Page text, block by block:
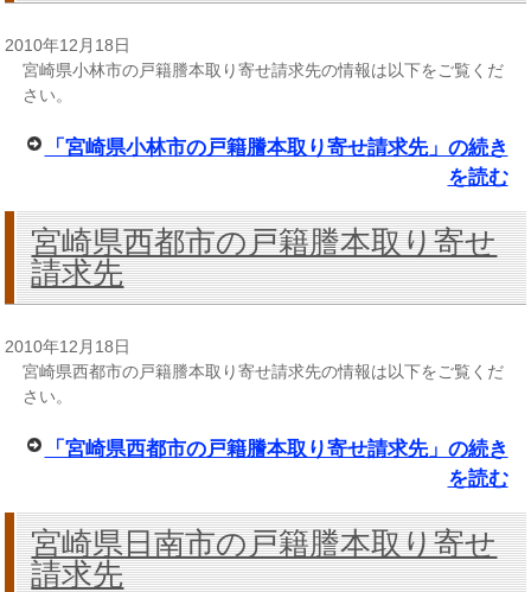
2010年12月18日
宮崎県小林市の戸籍謄本取り寄せ請求先の情報は以下をご覧くだ
さい。
「宮崎県小林市の戸籍謄本取り寄せ請求先」の続き
を読む
宮崎県西都市の戸籍謄本取り寄せ
請求先
2010年12月18日
宮崎県西都市の戸籍謄本取り寄せ請求先の情報は以下をご覧くだ
さい。
「宮崎県西都市の戸籍謄本取り寄せ請求先」の続き
を読む
宮崎県日南市の戸籍謄本取り寄せ
請求先